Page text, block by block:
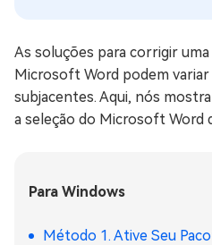
As soluções para corrigir
Microsoft Word podem
subjacentes. Aqui, nós
a seleção do Microsoft Word
Para Windows
Método 1. Ative Seu